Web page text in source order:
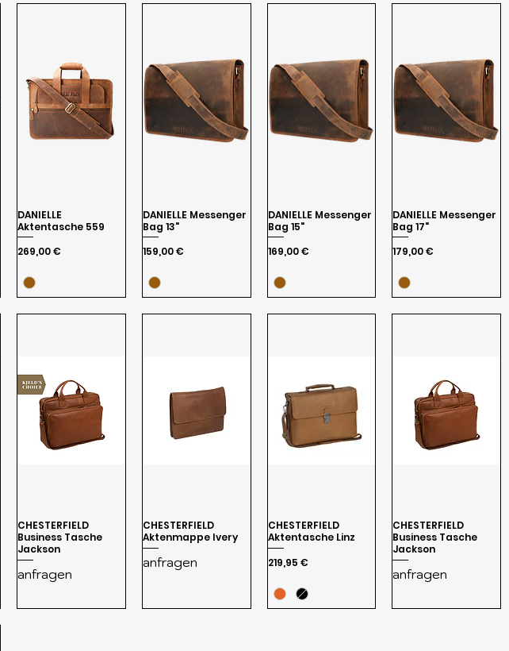
DANIELLE
Aktentasche 559
Preis
269,00 €
DANIELLE Messenger
Bag 13"
Preis
159,00 €
DANIELLE Messenger
Bag 15"
Preis
169,00 €
DANIELLE Messenger
Bag 17"
Preis
179,00 €
CHESTERFIELD
Business Tasche
Jackson
anfragen
CHESTERFIELD
Aktenmappe Ivery
anfragen
CHESTERFIELD
Aktentasche Linz
Preis
219,95 €
CHESTERFIELD
Business Tasche
Jackson
anfragen